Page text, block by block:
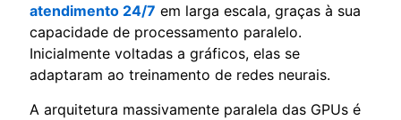
atendimento 24/7 em larga escala, graças à sua
capacidade de processamento paralelo.
Inicialmente voltadas a gráficos, elas se
adaptaram ao treinamento de redes neurais.
A arquitetura massivamente paralela das GPUs é